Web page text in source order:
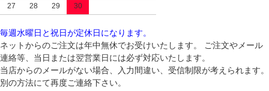
27
28 29 30
毎週水曜日と祝日が定休日になります。
ネットからのご注文は年中無休でお受けいたします。 ご注文やメール
連絡等、当日または翌営業日には必ず対応いたします。
当店からのメールがない場合、入力間違い、受信制限が考えられます。
別の方法にて再度ご連絡下さい。